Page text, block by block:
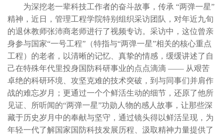
为深挖老一辈科技工作者的奋斗故事，传承 “两弹一星”
精神，近日，管理工程学院特别组织采访团队，对年近九旬
的退休教师张沛商老师进行了视频专访。采访中，这位曾亲
身参与国家“一号工程”（特指与“两弹一星”相关的核心重点
工程）的老者，以清晰的记忆、真挚的情感，缓缓讲述了自
己在特殊年代里投身国防科研事业的点点滴滴 —— 从艰苦
卓绝的科研环境、攻坚克难的技术突破，到与同事们并肩作
战的难忘岁月；更通过一个个鲜活生动的细节，还原了他所
见证、所听闻的“两弹一星”功勋人物的感人故事，让那些深
藏于历史岁月中的奉献与坚守，通过镜头得以鲜活呈现，为
年轻一代了解国家国防科技发展历程、汲取精神力量提供了